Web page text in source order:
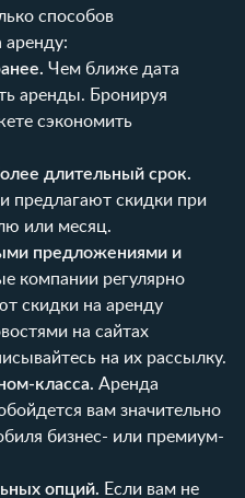
способов
аренду:
Чем ближе дата
аренды. Бронируя
сэкономить
длительный срок.
предлагают скидки при
или месяц.
предложениями и
компании регулярно
скидки на аренду
на сайтах
на их рассылку.
класса. Аренда
вам значительно
бизнес- или премиум-
опций. Если вам не